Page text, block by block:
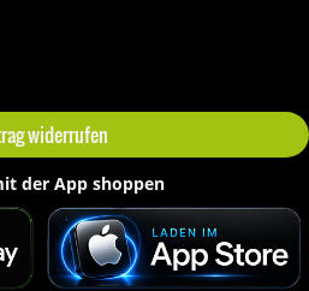
widerrufen
der App shoppen